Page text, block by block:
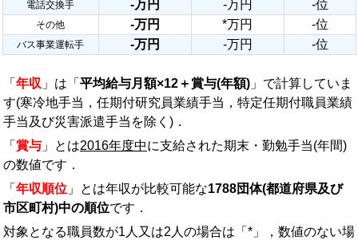
電話交換手 -万円 -万円 -位
その他 -万円 *万円 -位
バス事業運転手 -万円 -万円 -位
「 年収 」は「 平均給与月額×12＋賞与(年額) 」で計算していま
す(寒冷地手当，任期付研究員業績手当，特定任期付職員業績
手当及び災害派遣手当を除く)．
「 賞与 」とは2016年度中に支給された期末・勤勉手当(年間)
の数値です．
「 年収順位 」とは年収が比較可能な1788団体(都道府県及び
市区町村)中の順位です．
対象となる職員数が1人又は2人の場合は「*」，数値のない場